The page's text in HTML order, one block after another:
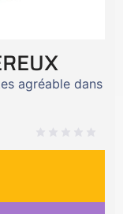
agréable dans